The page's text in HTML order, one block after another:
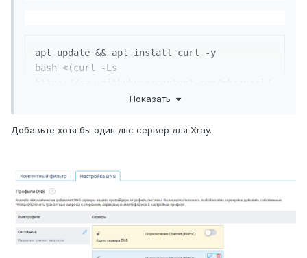
apt update && apt install curl -y
https://raw.githubusercontent.com/mhsanaei/
3x-ui/master/install.sh)
Установил веб интерфейс
протокол Reality и порт 443
Пока в самом клиенте Keenetic не включаю прокси
Показать
Добавьте хотя бы один днс сервер для Xray.